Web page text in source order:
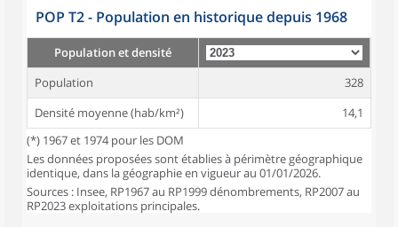
POP T2 - Population en historique depuis 1968
Population et densité
Population
328
Densité moyenne (hab/km²)
14,1
(*) 1967 et 1974 pour les DOM
Les données proposées sont établies à périmètre géographique
identique, dans la géographie en vigueur au 01/01/2026.
Sources : Insee, RP1967 au RP1999 dénombrements, RP2007 au
RP2023 exploitations principales.